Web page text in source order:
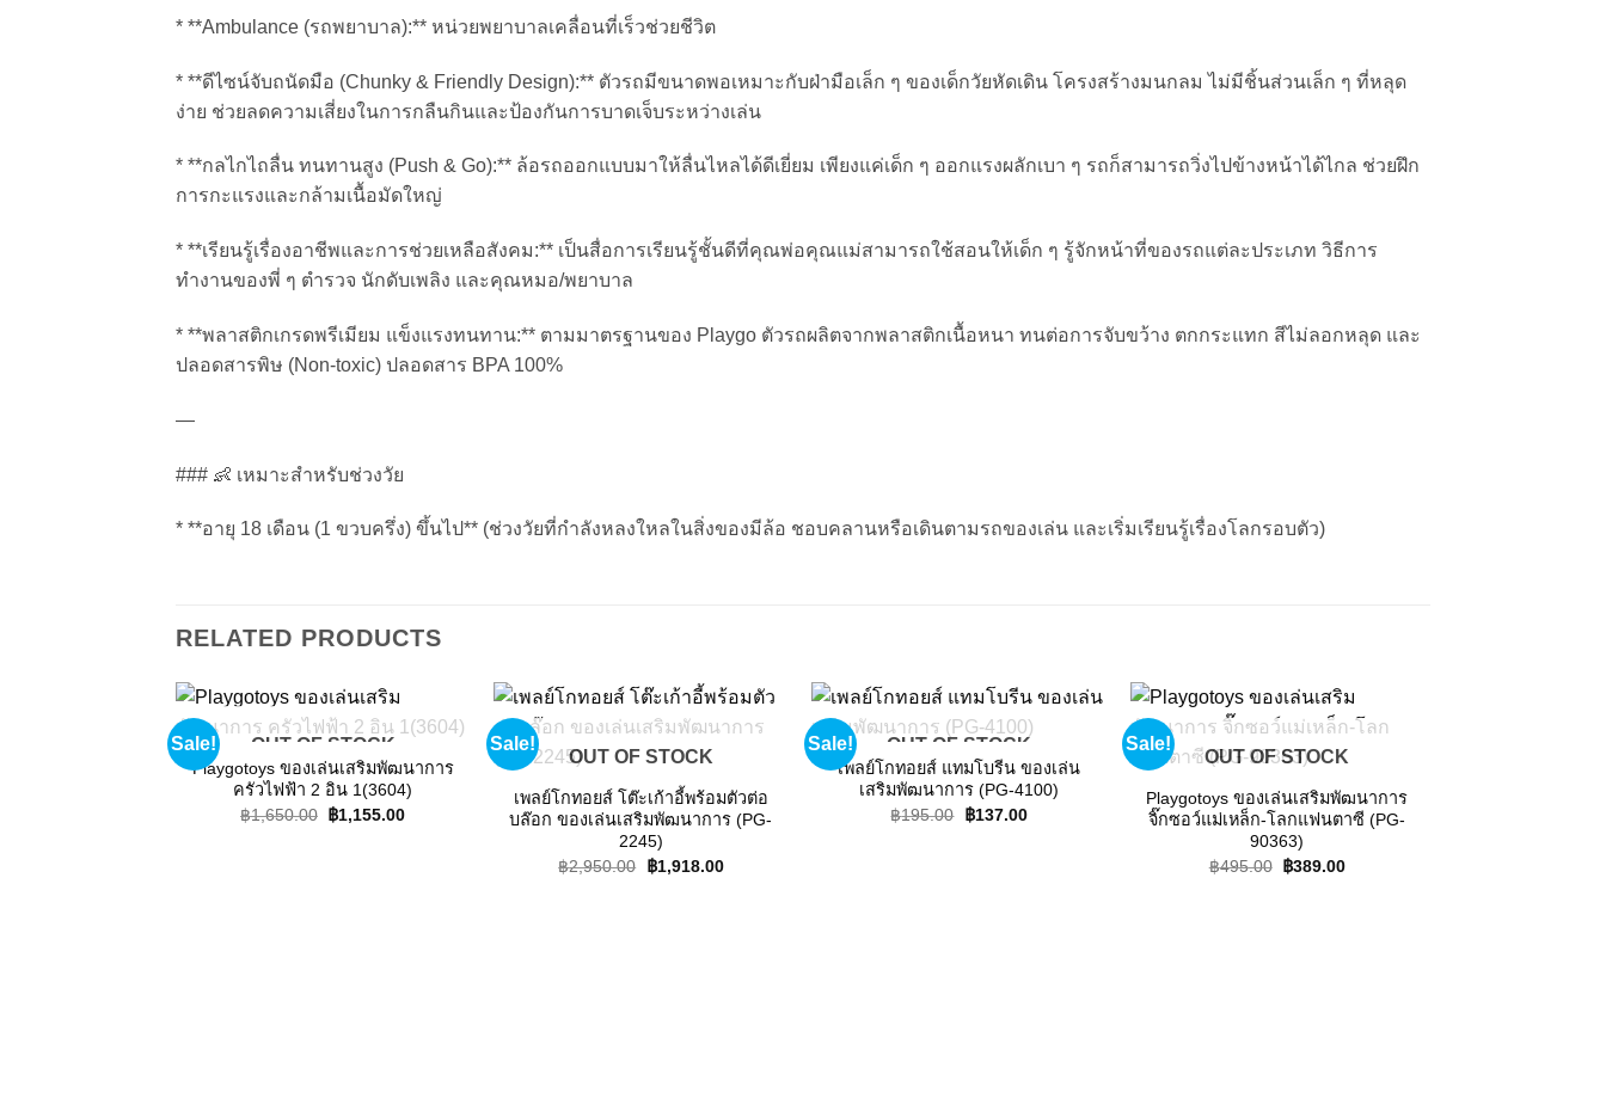
* **Ambulance (รถพยาบาล):** หน่วยพยาบาลเคลื่อนที่เร็วช่วยชีวิต
* **ดีไซน์จับถนัดมือ (Chunky & Friendly Design):** ตัวรถมีขนาดพอเหมาะกับฝ่ามือเล็ก ๆ ของเด็กวัยหัดเดิน โครงสร้างมนกลม ไม่มีชิ้นส่วนเล็ก ๆ ที่หลุด
ง่าย ช่วยลดความเสี่ยงในการกลืนกินและป้องกันการบาดเจ็บระหว่างเล่น
* **กลไกไถลื่น ทนทานสูง (Push & Go):** ล้อรถออกแบบมาให้ลื่นไหลได้ดีเยี่ยม เพียงแค่เด็ก ๆ ออกแรงผลักเบา ๆ รถก็สามารถวิ่งไปข้างหน้าได้ไกล ช่วยฝึก
การกะแรงและกล้ามเนื้อมัดใหญ่
* **เรียนรู้เรื่องอาชีพและการช่วยเหลือสังคม:** เป็นสื่อการเรียนรู้ชั้นดีที่คุณพ่อคุณแม่สามารถใช้สอนให้เด็ก ๆ รู้จักหน้าที่ของรถแต่ละประเภท วิธีการ
ทำงานของพี่ ๆ ตำรวจ นักดับเพลิง และคุณหมอ/พยาบาล
* **พลาสติกเกรดพรีเมียม แข็งแรงทนทาน:** ตามมาตรฐานของ Playgo ตัวรถผลิตจากพลาสติกเนื้อหนา ทนต่อการจับขว้าง ตกกระแทก สีไม่ลอกหลุด และ
ปลอดสารพิษ (Non-toxic) ปลอดสาร BPA 100%
—
### 👶 เหมาะสำหรับช่วงวัย
* **อายุ 18 เดือน (1 ขวบครึ่ง) ขึ้นไป** (ช่วงวัยที่กำลังหลงใหลในสิ่งของมีล้อ ชอบคลานหรือเดินตามรถของเล่น และเริ่มเรียนรู้เรื่องโลกรอบตัว)
RELATED PRODUCTS
Sale!
wishlist
OUT OF STOCK
Playgotoys ของเล่นเสริมพัฒนาการ
ครัวไฟฟ้า 2 อิน 1(3604)
฿1,650.00 Original
price
฿1,155.00Current
Sale!
OUT OF STOCK
เพลย์โกทอยส์ โต๊ะเก้าอี้พร้อมตัวต่อ
บล๊อก ของเล่นเสริมพัฒนาการ (PG-
2245)
฿2,950.00
Original
price
฿1,918.00Current
Sale!
wishlist
OUT OF STOCK
เพลย์โกทอยส์ แทมโบรีน ของเล่น
เสริมพัฒนาการ (PG-4100)
฿195.00 Original
price
฿137.00Current
Sale!
OUT OF STOCK
Playgotoys ของเล่นเสริมพัฒนาการ
จิ๊กซอว์แม่เหล็ก-โลกแฟนตาซี (PG-
90363)
฿495.00 Original
price
฿389.00Current